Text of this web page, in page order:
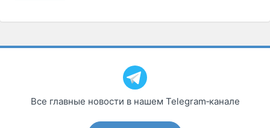
Все главные новости в нашем Telegram‑канале